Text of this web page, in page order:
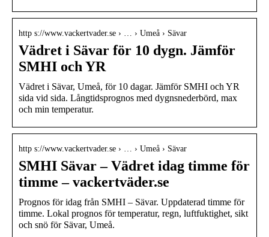
http s://www.vackertvader.se › … › Umeå › Sävar
Vädret i Sävar för 10 dygn. Jämför
SMHI och YR
Vädret i Sävar, Umeå, för 10 dagar. Jämför SMHI och YR
sida vid sida. Långtidsprognos med dygnsnederbörd, max
och min temperatur.
http s://www.vackertvader.se › … › Umeå › Sävar
SMHI Sävar – Vädret idag timme för
timme – vackertväder.se
Prognos för idag från SMHI – Sävar. Uppdaterad timme för
timme. Lokal prognos för temperatur, regn, luftfuktighet, sikt
och snö för Sävar, Umeå.